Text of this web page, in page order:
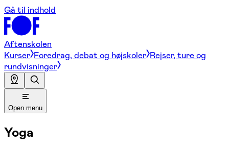
Gå til indhold
Aftenskolen
Kurser Foredrag, debat og højskoler Rejser, ture og
rundvisninger
Open menu
Yoga